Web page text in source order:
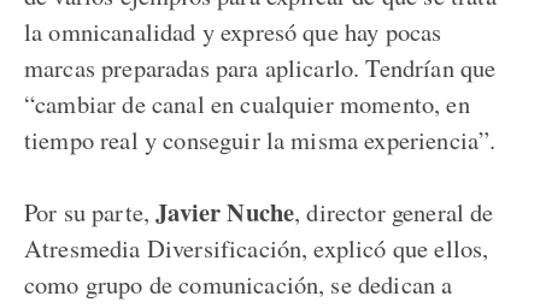
la omnicanalidad y expresó que hay pocas
marcas preparadas para aplicarlo. Tendrían que
“cambiar de canal en cualquier momento, en
tiempo real y conseguir la misma experiencia”.
Por su parte,Javier Nuche, director general de
Atresmedia Diversificación, explicó que ellos,
como grupo de comunicación, se dedican a